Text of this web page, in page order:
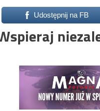
Udostępnij na FB